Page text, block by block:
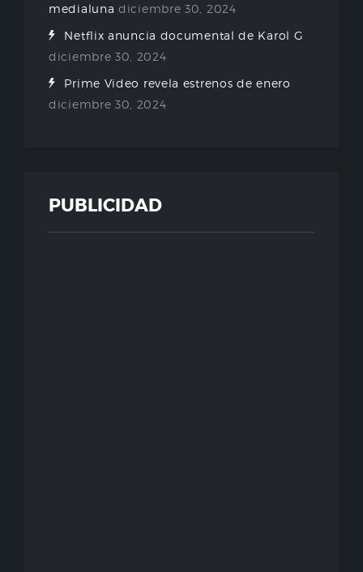
medialuna diciembre 30, 2024
Netflix anuncia documental de Karol G
diciembre 30, 2024
Prime Video revela estrenos de enero
diciembre 30, 2024
PUBLICIDAD